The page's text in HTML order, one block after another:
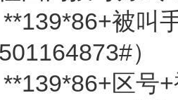
被叫
）
区号